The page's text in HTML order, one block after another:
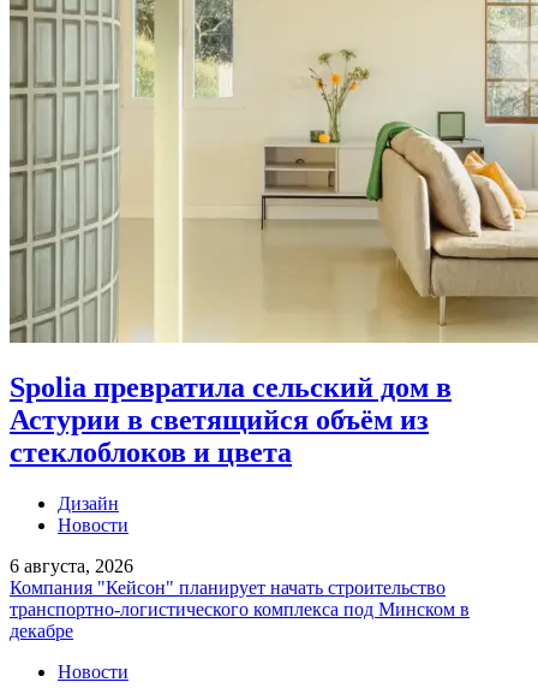
Spolia превратила сельский дом в
Астурии в светящийся объём из
стеклоблоков и цвета
Дизайн
Новости
6 августа, 2026
Компания "Кейсон" планирует начать строительство
транспортно-логистического комплекса под Минском в
декабре
Новости